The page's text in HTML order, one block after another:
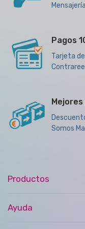
Pagos
Tarjeta
Somos
Productos
Ayuda